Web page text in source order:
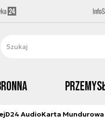
D24 AudioKarta Mundurowa